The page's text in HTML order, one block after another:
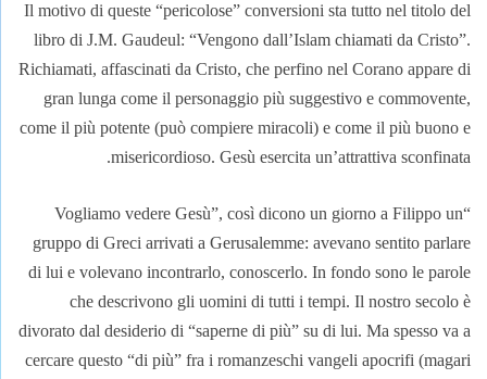
Il motivo di queste “pericolose” conversioni sta tutto nel titolo del
libro di J.M. Gaudeul: “Vengono dall’Islam chiamati da Cristo”.
Richiamati, affascinati da Cristo, che perfino nel Corano appare di
gran lunga come il personaggio più suggestivo e commovente,
come il più potente (può compiere miracoli) e come il più buono e
misericordioso. Gesù esercita un’attrattiva sconfinata.
“Vogliamo vedere Gesù”, così dicono un giorno a Filippo un
gruppo di Greci arrivati a Gerusalemme: avevano sentito parlare
di lui e volevano incontrarlo, conoscerlo. In fondo sono le parole
che descrivono gli uomini di tutti i tempi. Il nostro secolo è
divorato dal desiderio di “saperne di più” su di lui. Ma spesso va a
cercare questo “di più” fra i romanzeschi vangeli apocrifi (magari